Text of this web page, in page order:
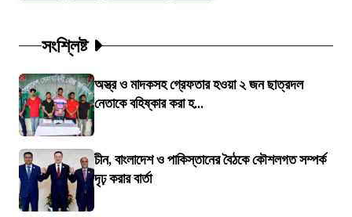
সংশ্লিষ্ট
অস্ত্র ও মাদকসহ গ্রেফতার হওয়া ২ জন ছাত্রদল
নেতাকে বহিষ্কার করা হ...
চীন, বাংলাদেশ ও পাকিস্তানের বৈঠকে কৌশলগত সম্পর্ক
দৃঢ় করার বার্তা